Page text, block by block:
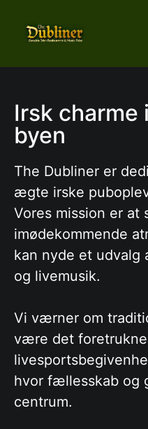
indhold
Irsk
byen
The Dubliner er
ægte irske
Vores mission er at
imødekommende
kan nyde et
og livemusik.
Vi værner om
være det
hvor fællesskab og
centrum.